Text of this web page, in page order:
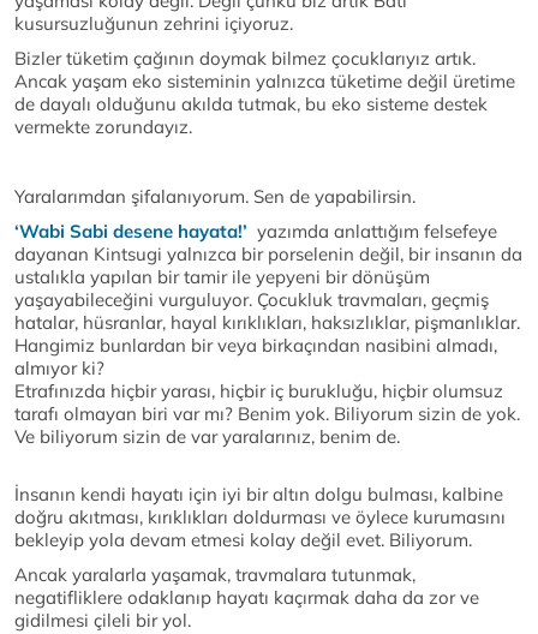
kusursuzluğunun zehrini içiyoruz.
Bizler tüketim çağının doymak bilmez çocuklarıyız artık.
Ancak yaşam eko sisteminin yalnızca tüketime değil üretime
de dayalı olduğunu akılda tutmak, bu eko sisteme destek
vermekte zorundayız.
Yaralarımdan şifalanıyorum. Sen de yapabilirsin.
‘Wabi Sabi desene hayata!’ yazımda anlattığım felsefeye
dayanan Kintsugi yalnızca bir porselenin değil, bir insanın da
ustalıkla yapılan bir tamir ile yepyeni bir dönüşüm
yaşayabileceğini vurguluyor. Çocukluk travmaları, geçmiş
hatalar, hüsranlar, hayal kırıklıkları, haksızlıklar, pişmanlıklar.
Hangimiz bunlardan bir veya birkaçından nasibini almadı,
almıyor ki?
Etrafınızda hiçbir yarası, hiçbir iç burukluğu, hiçbir olumsuz
tarafı olmayan biri var mı? Benim yok. Biliyorum sizin de yok.
Ve biliyorum sizin de var yaralarınız, benim de.
İnsanın kendi hayatı için iyi bir altın dolgu bulması, kalbine
doğru akıtması, kırıklıkları doldurması ve öylece kurumasını
bekleyip yola devam etmesi kolay değil evet. Biliyorum.
Ancak yaralarla yaşamak, travmalara tutunmak,
negatifliklere odaklanıp hayatı kaçırmak daha da zor ve
gidilmesi çileli bir yol.